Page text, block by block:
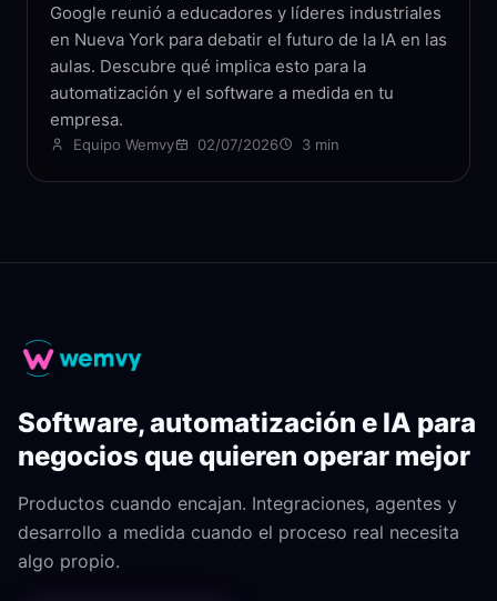
Google reunió a educadores y líderes industriales
en Nueva York para debatir el futuro de la IA en las
aulas. Descubre qué implica esto para la
automatización y el software a medida en tu
empresa.
Equipo Wemvy 02/07/2026 3 min
Software, automatización e IA para
negocios que quieren operar mejor
Productos cuando encajan. Integraciones, agentes y
desarrollo a medida cuando el proceso real necesita
algo propio.